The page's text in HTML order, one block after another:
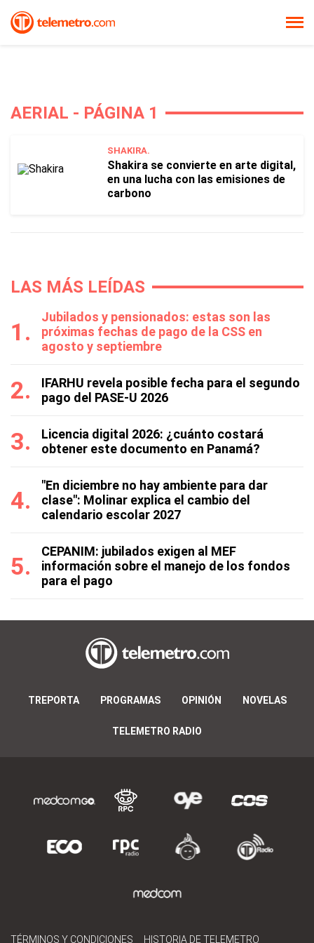
AERIAL - PÁGINA 1
SHAKIRA.
Shakira se convierte en arte digital,
en una lucha con las emisiones de
carbono
LAS MÁS LEÍDAS
Jubilados y pensionados: estas son las
próximas fechas de pago de la CSS en
agosto y septiembre
IFARHU revela posible fecha para el segundo
pago del PASE-U 2026
Licencia digital 2026: ¿cuánto costará
obtener este documento en Panamá?
"En diciembre no hay ambiente para dar
clase": Molinar explica el cambio del
calendario escolar 2027
CEPANIM: jubilados exigen al MEF
información sobre el manejo de los fondos
para el pago
TREPORTA PROGRAMAS OPINIÓN NOVELAS
TELEMETRO RADIO
TÉRMINOS Y CONDICIONES HISTORIA DE TELEMETRO